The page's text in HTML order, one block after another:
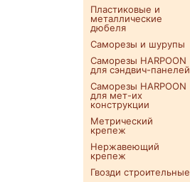
Пластиковые и
металлические
дюбеля
Саморезы и шурупы
Саморезы HARPOON
для сэндвич-панелей
Саморезы HARPOON
для мет-их
конструкции
Метрический
крепеж
Нержавеющий
крепеж
Гвозди строительные